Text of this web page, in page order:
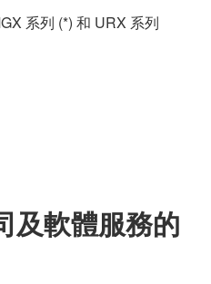
系列 (*) 和 URX 系列
及軟體服務的